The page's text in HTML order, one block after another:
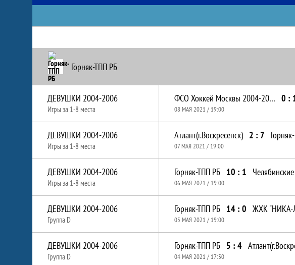
Горняк-ТПП РБ
ДЕВУШКИ 2004-2006
Игры за 1-8 места
ФСО Хоккей Москвы 2004-2006 0 :
08 МАЯ 2021 / 19:00
ДЕВУШКИ 2004-2006
Игры за 1-8 места
Атлант(г.Воскресенск) 2 : 7
07 МАЯ 2021 / 19:00
ДЕВУШКИ 2004-2006
Игры за 1-8 места
Горняк-ТПП РБ 10 : 1
06 МАЯ 2021 / 19:00
ДЕВУШКИ 2004-2006
Группа D
Горняк-ТПП РБ 14 : 0
05 МАЯ 2021 / 19:00
ДЕВУШКИ 2004-2006
Группа D
Горняк-ТПП РБ 5 : 4
04 МАЯ 2021 / 17:30